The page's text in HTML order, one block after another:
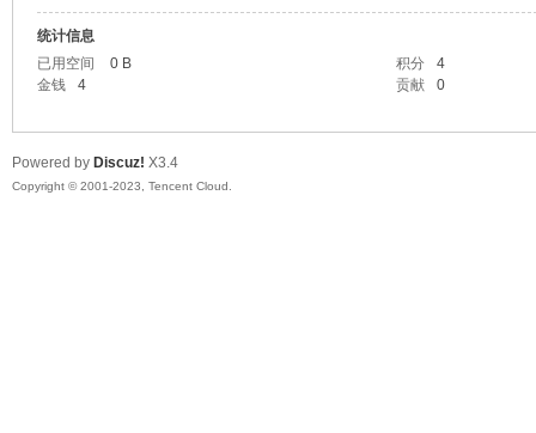
统计信息
已用空间
0 B 积分
4
金钱
4 贡献 0
Powered by Discuz! X3.4
Copyright © 2001-2023, Tencent Cloud.